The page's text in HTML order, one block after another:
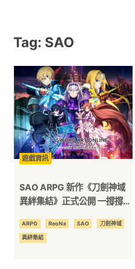
漫
二
次
元
｜
3C
Tag: SAO
遊戲資訊
SAO ARPG 新作《刀劍神域
異絆集結》正式公開 一撐撐了
ARPG ReoNa SAO 刀劍神域
異絆集結